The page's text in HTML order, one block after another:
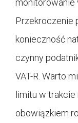
Przekroczenie
konieczność
czynny
VAT-R. Warto
limitu w trakcie
obowiązkiem